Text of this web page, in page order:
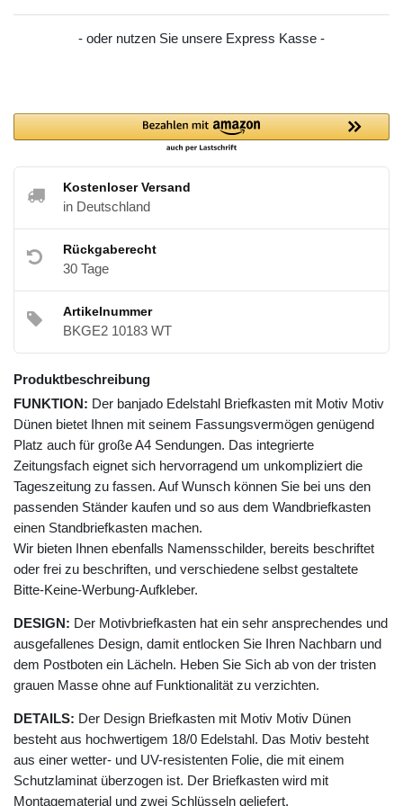
- oder nutzen Sie unsere Express Kasse -
Kostenloser Versand
in Deutschland
Rückgaberecht
30 Tage
Artikelnummer
BKGE2 10183 WT
Produktbeschreibung
FUNKTION: Der banjado Edelstahl Briefkasten mit Motiv Motiv
Dünen bietet Ihnen mit seinem Fassungsvermögen genügend
Platz auch für große A4 Sendungen. Das integrierte
Zeitungsfach eignet sich hervorragend um unkompliziert die
Tageszeitung zu fassen. Auf Wunsch können Sie bei uns den
passenden Ständer kaufen und so aus dem Wandbriefkasten
einen Standbriefkasten machen.
Wir bieten Ihnen ebenfalls Namensschilder, bereits beschriftet
oder frei zu beschriften, und verschiedene selbst gestaltete
Bitte-Keine-Werbung-Aufkleber.
DESIGN: Der Motivbriefkasten hat ein sehr ansprechendes und
ausgefallenes Design, damit entlocken Sie Ihren Nachbarn und
dem Postboten ein Lächeln. Heben Sie Sich ab von der tristen
grauen Masse ohne auf Funktionalität zu verzichten.
DETAILS: Der Design Briefkasten mit Motiv Motiv Dünen
besteht aus hochwertigem 18/0 Edelstahl. Das Motiv besteht
aus einer wetter- und UV-resistenten Folie, die mit einem
Schutzlaminat überzogen ist. Der Briefkasten wird mit
Montagematerial und zwei Schlüsseln geliefert.